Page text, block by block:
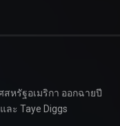
หรัฐอเมริกา ออกฉายปี
ละ Taye Diggs